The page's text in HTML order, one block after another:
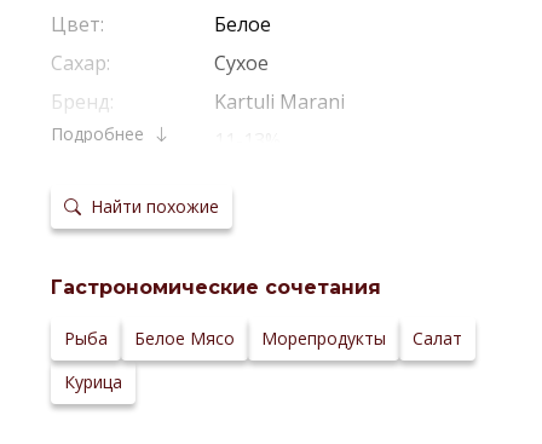
Цвет:
Белое
Сахар:
Сухое
Бренд:
Kartuli Marani
Крепость:
Виноград:
Ркацители
хранения:
Температура
10-12 *С
Подробнее
Найти похожие
Гастрономические сочетания
Рыба Белое Мясо Морепродукты
Салат
Курица